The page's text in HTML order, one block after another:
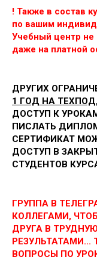
! Также в состав
по вашим
Учебный центр не
даже на платной
ДРУГИХ
1 ГОД НА
ДОСТУП К
ПИСЛАТЬ
СЕРТИФИКАТ
ДОСТУП В
СТУДЕНТОВ
ГРУППА В
КОЛЛЕГАМИ,
ДРУГА В
ВОПРОСЫ ПО